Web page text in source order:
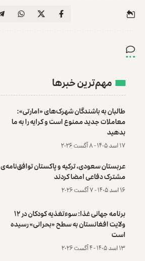
مهم‌ترین خبرها
طالبان به باشندگان شهرک‌های «امارتی»:
معاملات جدید ممنوع است و کرایه را به ما
بدهید
۱۷ اسد ۱۴۰۵ - ۸ آگست ۲۰۲۶
عربستان سعودی، ترکیه و پاکستان توافق‌نامه‌ی
مشترک دفاعی امضا کردند
۱۶ اسد ۱۴۰۵ - ۷ آگست ۲۰۲۶
برنامه جهانی غذا: سوءتغذیه کودکان در ۱۲
ولایت افغانستان به سطح «بحرانی» رسیده
است
۱۳ اسد ۱۴۰۵ - ۴ آگست ۲۰۲۶